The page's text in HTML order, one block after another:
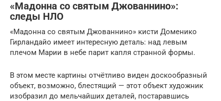
«Мадонна со святым Джованнино»:
следы НЛО
«Мадонна со святым Джованнино» кисти Доменико
Гирландайо имеет интересную деталь: над левым
плечом Марии в небе парит капля странной формы.
В этом месте картины отчётливо виден доскообразный
объект, возможно, блестящий — этот объект художник
изобразил до мельчайших деталей, постаравшись